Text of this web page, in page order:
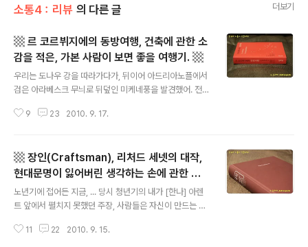
소통4：리뷰 의 다른 글 더보기
▩ 르 코르뷔지에의 동방여행, 건축에 관한 소
감을 적은, 가본 사람이 보면 좋을 여행기. ▩
우리는 도나우 강을 따라가다가, 뒤이어 아드리아노플에서
검은 아라베스크 무늬로 뒤덮인 미케네풍을 발견했어. 전
는 단 하나의 목적 때문에 전통을 깡그리 부정하는 오늘날
려 "근대 건축의 3대 거장 중 한 사람" 그리고 알라딘 저자
소개에 따르면 「타임」에서 선정한 '20세기를 빛낸 100인'
중의 한사람이자 그중 유일한 건축가! 그가 쓴 '서방'도 아
니고 '동방'(!) 여행기라니 호기심이 동했습니다. 그의 눈에
비친 동방은 어떤 모습이었을까. 전체적인 느낌은, 소문난
잔치 먹을 거 없더라! 르 코르뷔지에, 르 코르뷔지에의 동방
9 23 2010. 9. 17.
▩ 장인(Craftsman), 리처드 세넷의 대작,
현대문명이 잃어버린 생각하는 손에 관한 연
구. ▩
노년기에 접어든 지금, ... 당시 청년기의 내가 [한나] 아렌
트 앞에서 펼치지 못했던 주장, 사람들은 자신이 만드는 물
싶다. 또한 물질문화가 중요하다는 주장을 펼치고 싶다. ...
11 22 2010. 9. 15.